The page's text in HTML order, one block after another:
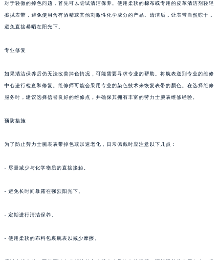
对于轻微的掉色问题，首先可以尝试清洁保养。使用柔软的棉布或专用的皮革清洁剂轻轻
擦拭表带，避免使用含有酒精或其他刺激性化学成分的产品。清洁后，让表带自然晾干，
避免直接暴晒在阳光下。
专业修复
如果清洁保养后仍无法改善掉色情况，可能需要寻求专业的帮助。将腕表送到专业的维修
中心进行检查和修复。维修师可能会采用专业的染色技术来恢复表带的颜色。在选择维修
服务时，建议选择信誉良好的维修点，并确保其拥有丰富的劳力士腕表维修经验。
预防措施
为了防止劳力士腕表表带掉色或加速老化，日常佩戴时应注意以下几点：
- 尽量减少与化学物质的直接接触。
- 避免长时间暴露在强烈阳光下。
- 定期进行清洁保养。
- 使用柔软的布料包裹腕表以减少摩擦。